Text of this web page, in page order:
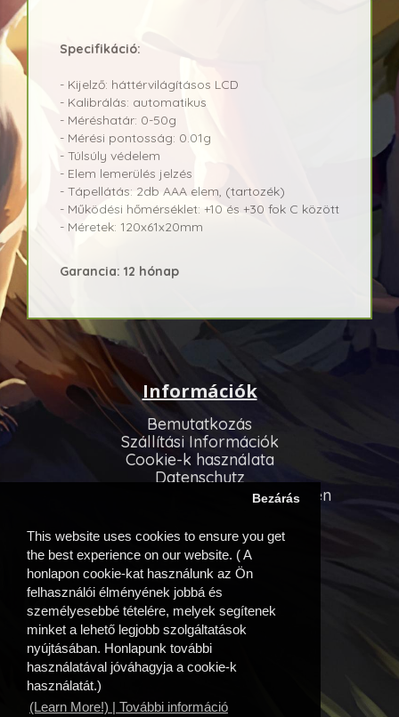
This website uses cookies to ensure you get
the best experience on our website. ( A
honlapon cookie-kat használunk az Ön
felhasználói élményének jobbá és
személyesebbé tételére, melyek segítenek
minket a lehető legjobb szolgáltatások
nyújtásában. Honlapunk további
használatával jóváhagyja a cookie-k
használatát.)
(Learn More!) | További információ
Bezárás
Specifikáció:
- Kijelző: háttérvilágításos LCD
- Kalibrálás: automatikus
- Méréshatár: 0-50g
- Mérési pontosság: 0.01g
- Túlsúly védelem
- Elem lemerülés jelzés
- Tápellátás: 2db AAA elem, (tartozék)
- Működési hőmérséklet: +10 és +30 fok C között
- Méretek: 120x61x20mm
Garancia: 12 hónap
Információk
Bemutatkozás
Szállítási Információk
Cookie-k használata
Datenschutz
Allgemeinen Geschäftsbedingungen
Kapcsolatfelvétel
Oldaltérkép
Egyéb információk
Beszállítóink
Akciós ajánlatok
Fiók
Fiók